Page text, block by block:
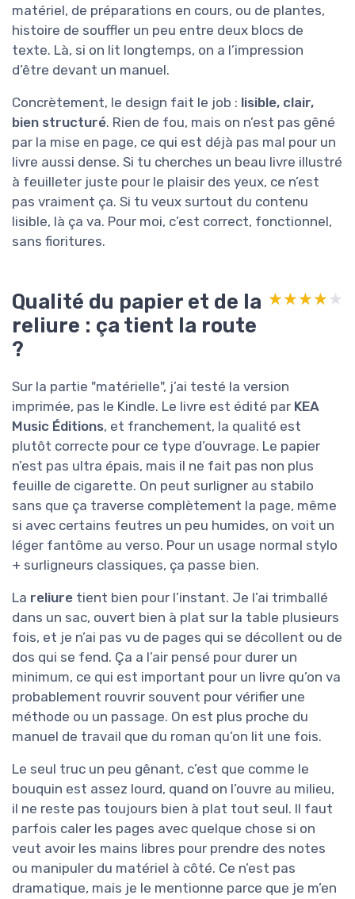
matériel, de préparations en cours, ou de plantes,
histoire de souffler un peu entre deux blocs de
texte. Là, si on lit longtemps, on a l’impression
d’être devant un manuel.
Concrètement, le design fait le job : lisible, clair,
bien structuré. Rien de fou, mais on n’est pas gêné
par la mise en page, ce qui est déjà pas mal pour un
livre aussi dense. Si tu cherches un beau livre illustré
à feuilleter juste pour le plaisir des yeux, ce n’est
pas vraiment ça. Si tu veux surtout du contenu
lisible, là ça va. Pour moi, c’est correct, fonctionnel,
sans fioritures.
Qualité du papier et de la
reliure : ça tient la route
?
★★★★★
★★★★★
Sur la partie "matérielle", j’ai testé la version
imprimée, pas le Kindle. Le livre est édité par KEA
Music Éditions, et franchement, la qualité est
plutôt correcte pour ce type d’ouvrage. Le papier
n’est pas ultra épais, mais il ne fait pas non plus
feuille de cigarette. On peut surligner au stabilo
sans que ça traverse complètement la page, même
si avec certains feutres un peu humides, on voit un
léger fantôme au verso. Pour un usage normal stylo
+ surligneurs classiques, ça passe bien.
La reliure tient bien pour l’instant. Je l’ai trimballé
dans un sac, ouvert bien à plat sur la table plusieurs
fois, et je n’ai pas vu de pages qui se décollent ou de
dos qui se fend. Ça a l’air pensé pour durer un
minimum, ce qui est important pour un livre qu’on va
probablement rouvrir souvent pour vérifier une
méthode ou un passage. On est plus proche du
manuel de travail que du roman qu’on lit une fois.
Le seul truc un peu gênant, c’est que comme le
bouquin est assez lourd, quand on l’ouvre au milieu,
il ne reste pas toujours bien à plat tout seul. Il faut
parfois caler les pages avec quelque chose si on
veut avoir les mains libres pour prendre des notes
ou manipuler du matériel à côté. Ce n’est pas
dramatique, mais je le mentionne parce que je m’en